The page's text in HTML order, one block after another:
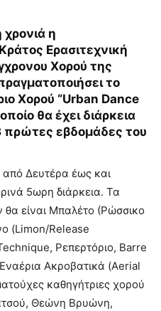
η
Ερασιτεχνική
Χορού της
το
Χορού “Urban Dance
θα έχει διάρκεια
πρώτες εβδομάδες του
από Δευτέρα έως και
5ωρη διάρκεια. Τα
είναι Μπαλέτο (Ρώσσικο
(Limon/Release
Ρεπερτόριο, Barre
Ακροβατικά (Aerial
καθηγήτριες χορού
Θεώνη Βρυώνη,